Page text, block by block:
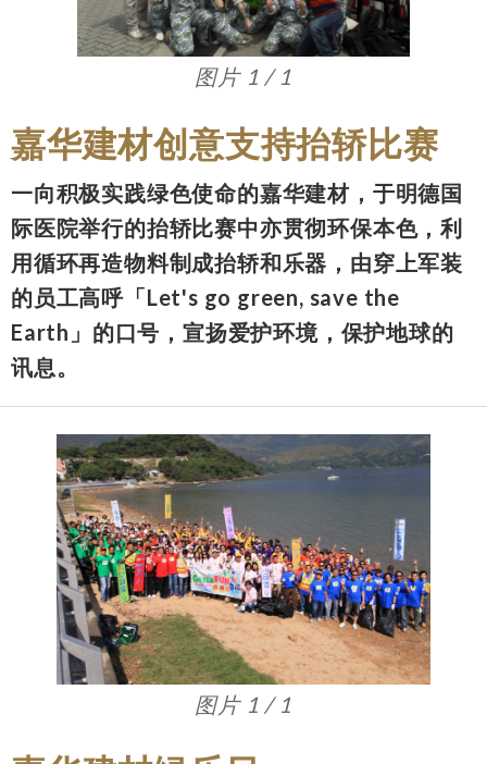
图片 1 / 1
嘉华建材创意支持抬轿比赛
一向积极实践绿色使命的嘉华建材，于明德国
际医院举行的抬轿比赛中亦贯彻环保本色，利
用循环再造物料制成抬轿和乐器，由穿上军装
的员工高呼「Let's go green, save the
Earth」的口号，宣扬爱护环境，保护地球的
讯息。
图片 1 / 1